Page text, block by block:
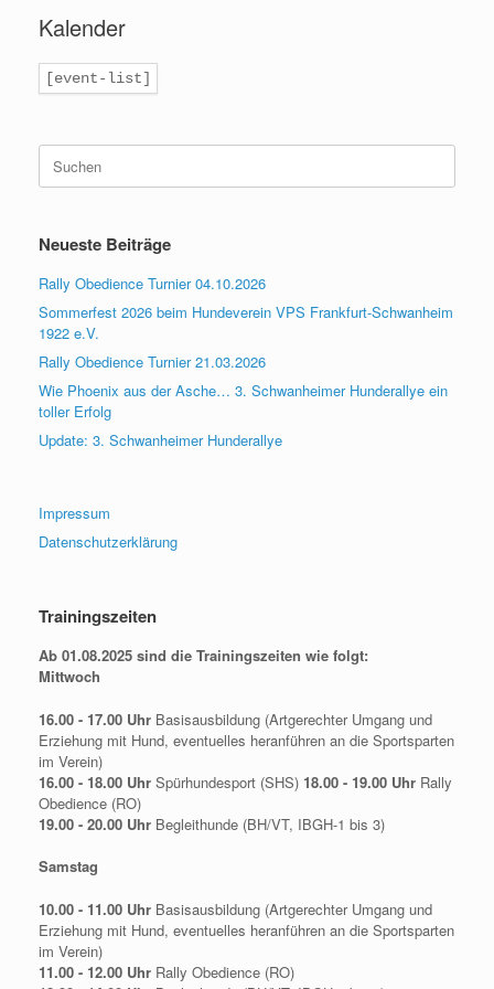
Kalender
[event-list]
Suchen
nach:
Neueste Beiträge
Rally Obedience Turnier 04.10.2026
Sommerfest 2026 beim Hundeverein VPS Frankfurt-Schwanheim
1922 e.V.
Rally Obedience Turnier 21.03.2026
Wie Phoenix aus der Asche… 3. Schwanheimer Hunderallye ein
toller Erfolg
Update: 3. Schwanheimer Hunderallye
Impressum
Datenschutzerklärung
Trainingszeiten
Ab 01.08.2025 sind die Trainingszeiten wie folgt:
Mittwoch
16.00 - 17.00 Uhr Basisausbildung (Artgerechter Umgang und
Erziehung mit Hund, eventuelles heranführen an die Sportsparten
im Verein)
16.00 - 18.00 Uhr Spürhundesport (SHS) 18.00 - 19.00 Uhr Rally
Obedience (RO)
19.00 - 20.00 Uhr Begleithunde (BH/VT, IBGH-1 bis 3)
Samstag
10.00 - 11.00 Uhr Basisausbildung (Artgerechter Umgang und
Erziehung mit Hund, eventuelles heranführen an die Sportsparten
im Verein)
11.00 - 12.00 Uhr Rally Obedience (RO)